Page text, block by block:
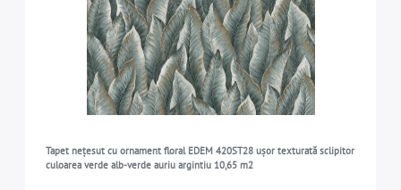
Tapet nețesut cu ornament floral EDEM 420ST28 ușor texturată sclipitor
culoarea verde alb-verde auriu argintiu 10,65 m2